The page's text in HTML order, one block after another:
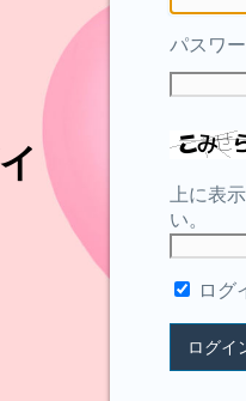
パスワ
上に表
い。
ログ